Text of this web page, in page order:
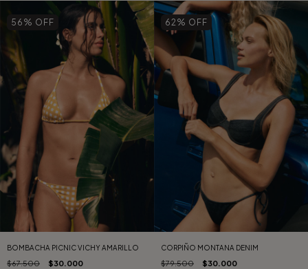
56 % OFF
BOMBACHA PICNIC VICHY AMARILLO
$67.500 $30.000
62 % OFF
CORPIÑO MONTANA DENIM
$79.500 $30.000